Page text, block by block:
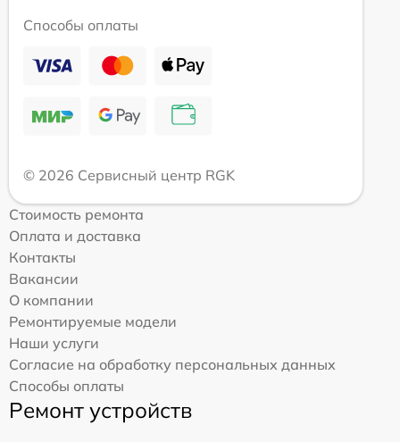
Способы оплаты
© 2026 Сервисный центр RGK
Стоимость ремонта
Оплата и доставка
Контакты
Вакансии
О компании
Ремонтируемые модели
Наши услуги
Согласие на обработку персональных данных
Способы оплаты
Ремонт устройств